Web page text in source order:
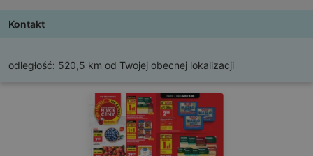
Kontakt
odległość: 520,5 km od Twojej obecnej lokalizacji